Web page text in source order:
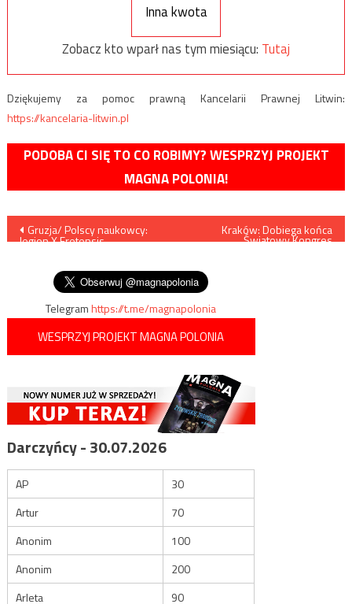
Inna kwota
Zobacz kto wparł nas tym miesiącu: Tutaj
Dziękujemy za pomoc prawną Kancelarii Prawnej Litwin:
https://kancelaria-litwin.pl
PODOBA CI SIĘ TO CO ROBIMY? WESPRZYJ PROJEKT
MAGNA POLONIA!
Nawigacja
Gruzja/ Polscy naukowcy:
legion X Fretensis
Kraków: Dobiega końca
Światowy Kongres
Telegramhttps://t.me/magnapolonia
WESPRZYJ PROJEKT MAGNA POLONIA
Darczyńcy - 30.07.2026
AP
30
Artur
70
Anonim
100
Anonim
200
Arleta
90